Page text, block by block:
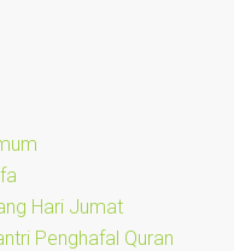
Hari Jumat
Penghafal Quran